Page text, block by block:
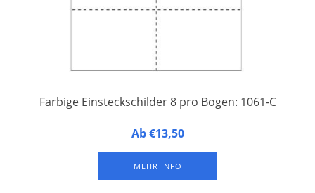
Farbige Einsteckschilder 8 pro Bogen: 1061-C
8 Einsteckschilder auf einem A4-Druckbogen aus perforiertem
Tintenstrahldruckern. Verpackung à 25 Druckbogen pro Farbe.
Ab €13,50
MEHR INFO